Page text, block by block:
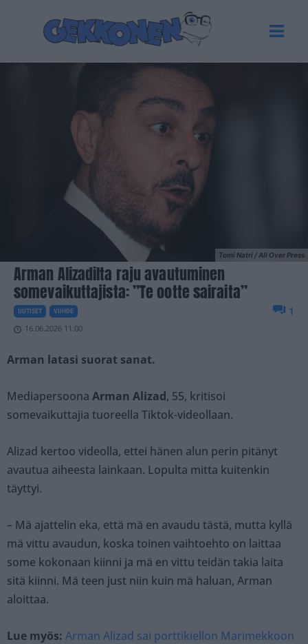
Tomi Natri / All Over Press
Arman Alizadilta raju avautuminen
somevaikuttajista: ”Te ootte sairaita”
UUTISET VIIHDE
16.06.2026 11.00
1
Arman latasi suorat sanat.
Mediapersoona Arman Alizad, 55, kritisoi
somevaikuttajia tuoreella Tiktok-videollaan.
Alizad kertoo videolla, ettei hänen alun perin pitänyt
avautua aiheesta lainkaan. Lopulta mitta kuitenkin
täyttyi.
– Mä ajattelin eka, että mä en avaudu tästä, mutta kyllä
mä vittu avaudun, koska toinen vaihtoehto on laittaa
some kokonaan kiinni ja mä en vittu teidän takia laita
sitä kiinni. Mä teen just niin kuin mä haluan, Arman
aloittaa.
Lue myös: Arman Alizad sai porttikiellon Marimekkoon